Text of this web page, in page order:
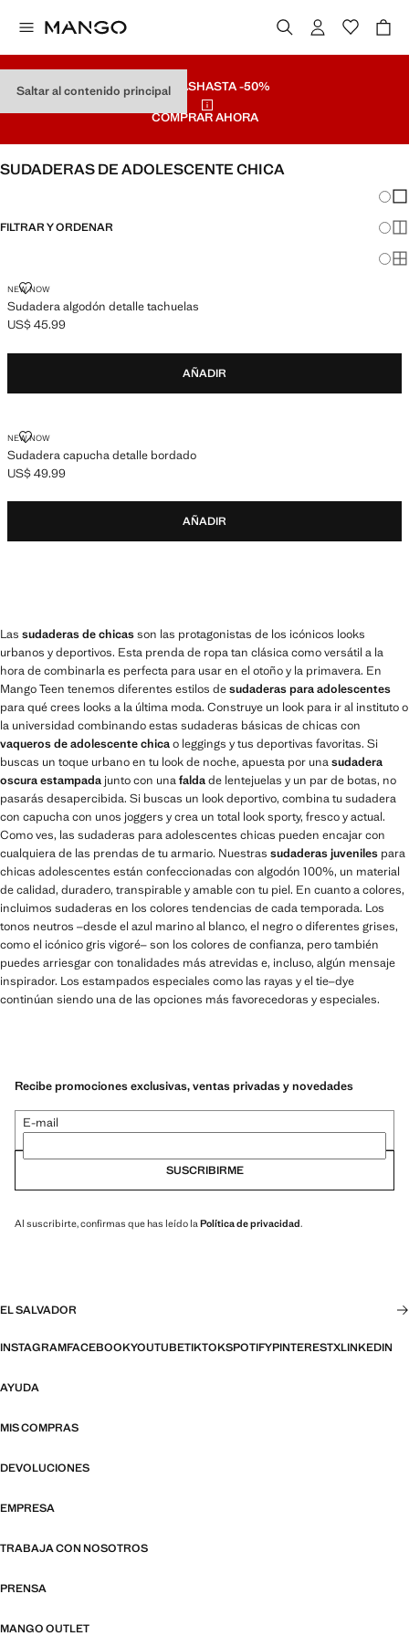
Saltar al contenido principal
REBAJASHASTA -50%
COMPRAR AHORA
SUDADERAS DE ADOLESCENTE CHICA
FILTRAR Y ORDENAR
NEW NOW
Sudadera algodón detalle tachuelas
SUDADERA ALGODÓN DETALLE TACHUELAS
Precio actual [US$ 45.99 ]
US$ 45.99
AÑADIR
NEW NOW
Sudadera capucha detalle bordado
SUDADERA CAPUCHA DETALLE BORDADO
Precio actual [US$ 49.99 ]
US$ 49.99
AÑADIR
Las sudaderas de chicasson las protagonistas de los icónicos looks
urbanos y deportivos. Esta prenda de ropa tan clásica como versátil a la
hora de combinarla es perfecta para usar en el otoño y la primavera. En
Mango Teen tenemos diferentes estilos desudaderas para adolescentes
para qué crees looks a la última moda. Construye un look para ir al instituto o
la universidad combinando estas sudaderas básicas de chicas con
vaqueros de adolescente chicao leggings y tus deportivas favoritas. Si
buscas un toque urbano en tu look de noche, apuesta por unasudadera
oscura estampada junto con unafaldade lentejuelas y un par de botas, no
pasarás desapercibida. Si buscas un look deportivo, combina tu sudadera
con capucha con unos joggers y crea un total look sporty, fresco y actual.
Como ves, las sudaderas para adolescentes chicas pueden encajar con
cualquiera de las prendas de tu armario. Nuestras sudaderas juveniles para
chicas adolescentes están confeccionadas con algodón 100%, un material
de calidad, duradero, transpirable y amable con tu piel. En cuanto a colores,
incluimos sudaderas en los colores tendencias de cada temporada. Los
tonos neutros –desde el azul marino al blanco, el negro o diferentes grises,
como el icónico gris vigoré– son los colores de confianza, pero también
puedes arriesgar con tonalidades más atrevidas e, incluso, algún mensaje
inspirador. Los estampados especiales como las rayas y el tie–dye
continúan siendo una de las opciones más favorecedoras y especiales.
Recibe promociones exclusivas, ventas privadas y novedades
E-mail
SUSCRIBIRME
Al suscribirte, confirmas que has leído la Política de privacidad.
EL SALVADOR
INSTAGRAMFACEBOOKYOUTUBETIKTOKSPOTIFYPINTERESTXLINKEDIN
AYUDA
MIS COMPRAS
DEVOLUCIONES
EMPRESA
TRABAJA CON NOSOTROS
PRENSA
MANGO OUTLET